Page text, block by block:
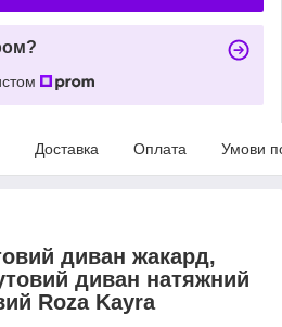
Доставка Оплата Умови
диван жакард,
диван натяжний
Roza Kayra